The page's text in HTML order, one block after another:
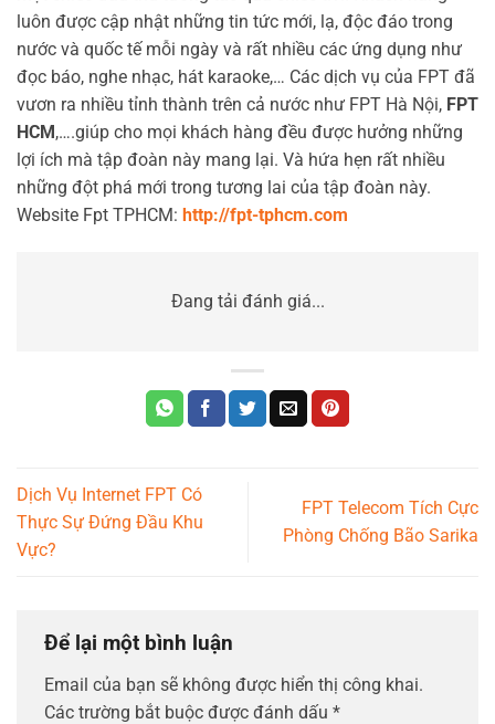
luôn được cập nhật những tin tức mới, lạ, độc đáo trong
nước và quốc tế mỗi ngày và rất nhiều các ứng dụng như
đọc báo, nghe nhạc, hát karaoke,… Các dịch vụ của FPT đã
vươn ra nhiều tỉnh thành trên cả nước như FPT Hà Nội, FPT
HCM,….giúp cho mọi khách hàng đều được hưởng những
lợi ích mà tập đoàn này mang lại. Và hứa hẹn rất nhiều
những đột phá mới trong tương lai của tập đoàn này.
Website Fpt TPHCM: http://fpt-tphcm.com
Đang tải đánh giá...
Dịch Vụ Internet FPT Có
Thực Sự Đứng Đầu Khu
Vực?
FPT Telecom Tích Cực
Phòng Chống Bão Sarika
Để lại một bình luận
Email của bạn sẽ không được hiển thị công khai.
Các trường bắt buộc được đánh dấu *